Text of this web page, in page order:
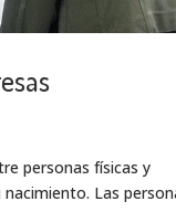
personas físicas y
Las